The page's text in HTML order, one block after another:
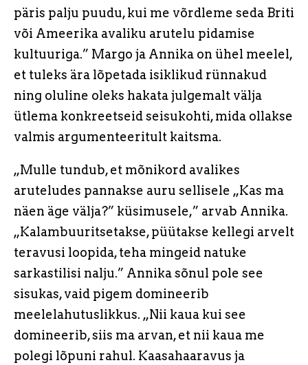
päris palju puudu, kui me võrdleme seda Briti
või Ameerika avaliku arutelu pidamise
kultuuriga.” Margo ja Annika on ühel meelel,
et tuleks ära lõpetada isiklikud rünnakud
ning oluline oleks hakata julgemalt välja
ütlema konkreetseid seisukohti, mida ollakse
valmis argumenteeritult kaitsma.
„Mulle tundub, et mõnikord avalikes
aruteludes pannakse auru sellisele „Kas ma
näen äge välja?” küsimusele,” arvab Annika.
„Kalambuuritsetakse, püütakse kellegi arvelt
teravusi loopida, teha mingeid natuke
sarkastilisi nalju.” Annika sõnul pole see
sisukas, vaid pigem domineerib
meelelahutuslikkus. „Nii kaua kui see
domineerib, siis ma arvan, et nii kaua me
polegi lõpuni rahul. Kaasahaaravus ja